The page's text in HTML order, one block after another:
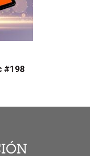
#198